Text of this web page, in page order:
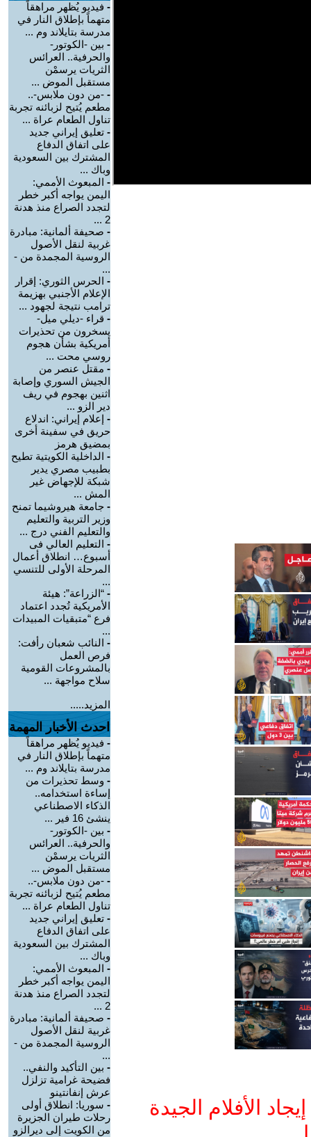
الأفلام الجيدة
- فيديو يُظهر مراهقاً
متهماً بإطلاق النار في
مدرسة بتايلاند وم ...
- بين -الكوتور-
والحرفية.. العرائس
الثريات يرسمْن
مستقبل الموض ...
- -من دون ملابس-..
مطعم يُتيح لزبائنه تجربة
تناول الطعام عراة ...
- تعليق إيراني جديد
على اتفاق الدفاع
المشترك بين السعودية
وباك ...
- المبعوث الأممي:
اليمن يواجه أكبر خطر
لتجدد الصراع منذ هدنة
2 ...
- صحيفة ألمانية: مبادرة
غربية لنقل الأصول
الروسية المجمدة من -
...
- الحرس الثوري: إقرار
الإعلام الأجنبي بهزيمة
ترامب نتيجة لجهود ...
- قراء -ديلي ميل-
يسخرون من تحذيرات
أمريكية بشأن هجوم
روسي محت ...
- مقتل عنصر من
الجيش السوري وإصابة
اثنين بهجوم في ريف
دير الزو ...
- إعلام إيراني: اندلاع
حريق في سفينة أخرى
بمضيق هرمز
- الداخلية الكويتية تطيح
بطبيب مصري يدير
شبكة للإجهاض غير
المش ...
- جامعة هيروشيما تمنح
وزير التربية والتعليم
والتعليم الفني درج ...
- التعليم العالي فى
أسبوع… انطلاق أعمال
المرحلة الأولى للتنسي
...
- “الزراعة”: هيئة
الأمريكية تُجدد اعتماد
فرع “متبقيات المبيدات
...
- النائب شعبان رأفت:
فرص العمل
بالمشروعات القومية
سلاح مواجهة ...
المزيد.....
احدث الأخبار المهمة
- فيديو يُظهر مراهقاً
متهماً بإطلاق النار في
مدرسة بتايلاند وم ...
- وسط تحذيرات من
إساءة استخدامه..
الذكاء الاصطناعي
ينشئ 16 فير ...
- بين -الكوتور-
والحرفية.. العرائس
الثريات يرسمْن
مستقبل الموض ...
- -من دون ملابس-..
مطعم يُتيح لزبائنه تجربة
تناول الطعام عراة ...
- تعليق إيراني جديد
على اتفاق الدفاع
المشترك بين السعودية
وباك ...
- المبعوث الأممي:
اليمن يواجه أكبر خطر
لتجدد الصراع منذ هدنة
2 ...
- صحيفة ألمانية: مبادرة
غربية لنقل الأصول
الروسية المجمدة من -
...
- بين التأكيد والنفي..
فضيحة غرامية تزلزل
عرش إنفانتينو
- سوريا: انطلاق أولى
رحلات طيران الجزيرة
من الكويت إلى ديرالزو